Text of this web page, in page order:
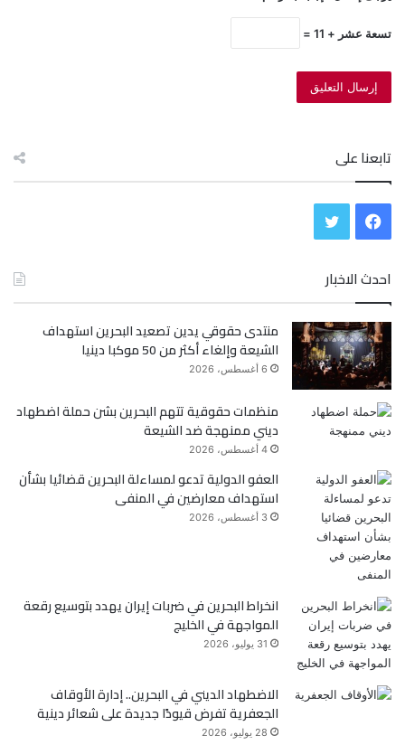
تسعة عشر + 11 =
تابعنا على
ب
و
ت
ر
احدث الاخبار
منتدى حقوقي يدين تصعيد البحرين استهداف
الشيعة وإلغاء أكثر من 50 موكبا دينيا
6 أغسطس، 2026
منظمات حقوقية تتهم البحرين بشن حملة اضطهاد
ديني ممنهجة ضد الشيعة
4 أغسطس، 2026
العفو الدولية تدعو لمساءلة البحرين قضائيا بشأن
استهداف معارضين في المنفى
3 أغسطس، 2026
انخراط البحرين في ضربات إيران يهدد بتوسيع رقعة
المواجهة في الخليج
31 يوليو، 2026
الاضطهاد الديني في البحرين.. إدارة الأوقاف
الجعفرية تفرض قيودًا جديدة على شعائر دينية
28 يوليو، 2026